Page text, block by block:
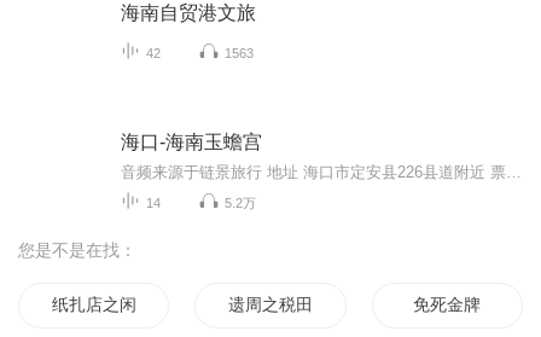
海南自贸港文旅
42 1563
海口-海南玉蟾宫
14 5.2万
您是不是在找：
纸扎店之闲人免进 遗周之税田于征 免死金牌